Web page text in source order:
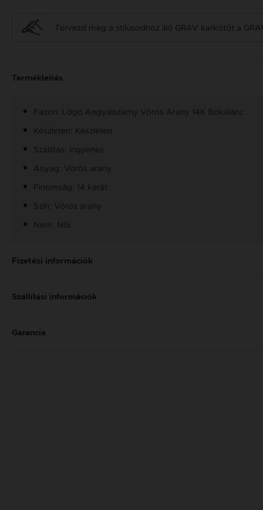
Tervezd meg a stílusodhoz illő GRAV karkötőt a
Termékleírás
Fazon: Lógó Angyalszárny Vörös Arany 14K Bokalánc
Készleten: Készleten
Szállítás: Ingyenes
Anyag: Vörös arany
Finomság: 14 karát
Szín: Vörös arany
Nem: Női
Fizetési információk
Szállítási információk
Garancia